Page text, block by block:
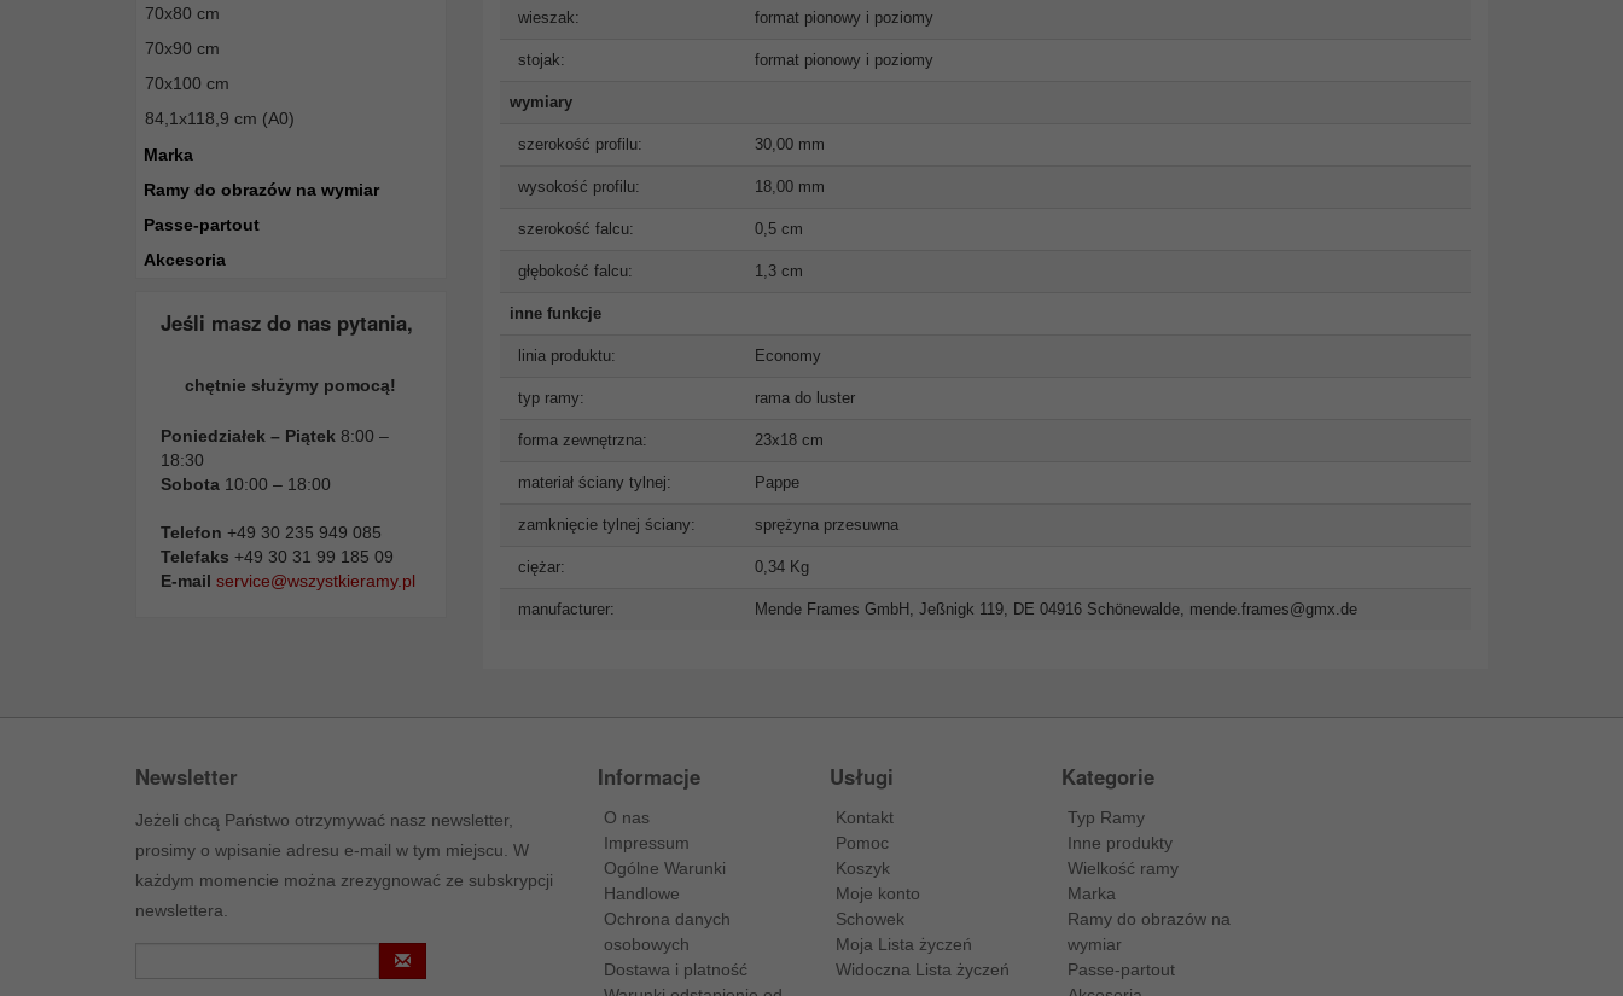
70x80 cm
70x90 cm
70x100 cm
84,1x118,9 cm (A0)
Marka
Ramy do obrazów na wymiar
Passe-partout
Akcesoria
Jeśli masz do nas pytania,
chętnie służymy pomocą!
Poniedziałek – Piątek 8:00 –
18:30
Sobota 10:00 – 18:00
Telefon +49 30 235 949 085
Telefaks +49 30 31 99 185 09
E-mail service@wszystkieramy.pl
wieszak: format pionowy i poziomy
stojak: format pionowy i poziomy
wymiary
szerokość profilu: 30,00 mm
wysokość profilu: 18,00 mm
szerokość falcu: 0,5 cm
głębokość falcu: 1,3 cm
inne funkcje
linia produktu: Economy
typ ramy: rama do luster
forma zewnętrzna: 23x18 cm
materiał ściany tylnej: Pappe
zamknięcie tylnej ściany: sprężyna przesuwna
ciężar: 0,34 Kg
manufacturer: Mende Frames GmbH, Jeßnigk 119, DE 04916 Schönewalde, mende.frames@gmx.de
Newsletter
Jeżeli chcą Państwo otrzymywać nasz newsletter,
prosimy o wpisanie adresu e-mail w tym miejscu. W
każdym momencie można zrezygnować ze subskrypcji
newslettera.
Informacje
O nas
Impressum
Ogólne Warunki
Handlowe
Ochrona danych
osobowych
Dostawa i platność
Usługi
Kontakt
Pomoc
Koszyk
Moje konto
Schowek
Moja Lista życzeń
Widoczna Lista życzeń
Kategorie
Typ Ramy
Inne produkty
Wielkość ramy
Marka
Ramy do obrazów na
wymiar
Passe-partout